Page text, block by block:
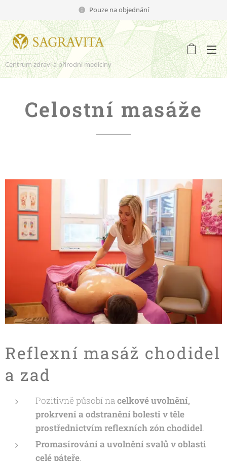
Pouze na objednání
Centrum zdraví a přírodní medicíny
Celostní masáže
Reflexní masáž chodidel
a zad
Pozitivně působí nacelkové uvolnění,
prokrvení a odstranění bolesti v těle
prostřednictvím reflexních zón chodidel.
Promasírování a uvolnění svalů v oblasti
celé páteře.